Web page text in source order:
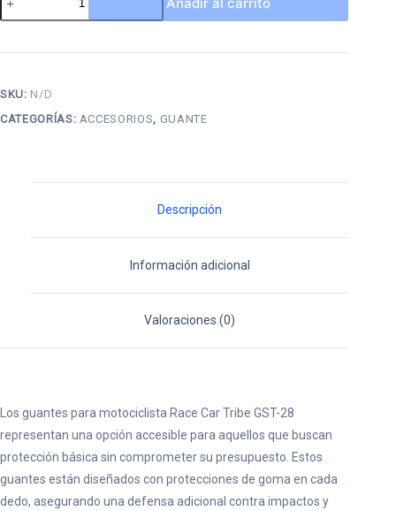
para
car
tribe
cantidad
Añadir al carrito
SKU: N/D
CATEGORÍAS: ACCESORIOS, GUANTE
Descripción
Información adicional
Valoraciones (0)
Los guantes para motociclista Race Car Tribe GST-28
representan una opción accesible para aquellos que buscan
protección básica sin comprometer su presupuesto. Estos
guantes están diseñados con protecciones de goma en cada
dedo, asegurando una defensa adicional contra impactos y